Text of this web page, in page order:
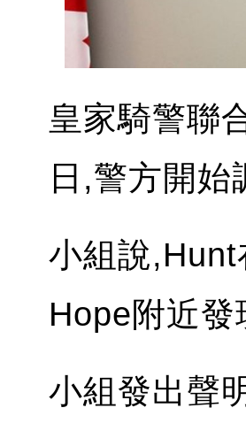
皇家騎警聯
日,警方開
小組說
Hope附近
小組發出聲